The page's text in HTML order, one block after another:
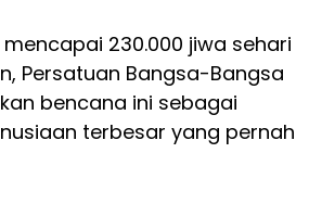
230.000 jiwa sehari
Persatuan Bangsa-Bangsa
bencana ini sebagai
terbesar yang pernah